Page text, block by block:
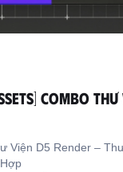
QL13, Phường
COMBO
Viện D5 Render –